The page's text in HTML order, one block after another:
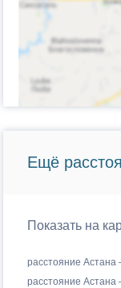
Ещё
Показать на
расстояние Астана
расстояние Астана